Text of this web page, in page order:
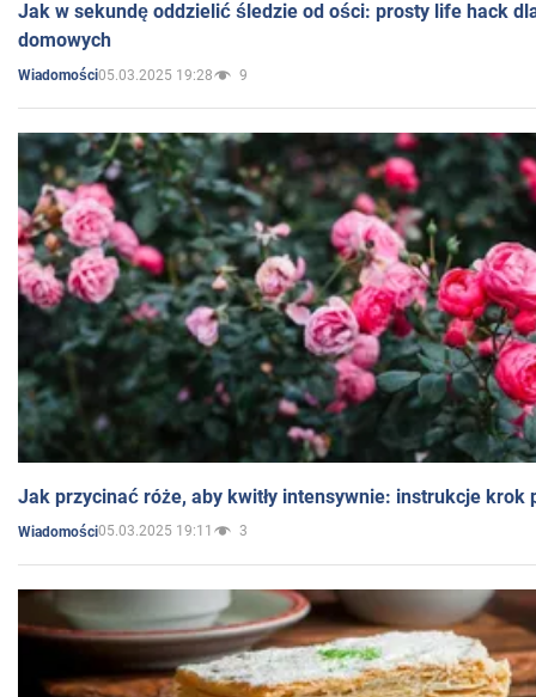
Jak w sekundę oddzielić śledzie od ości: prosty life hack
domowych
Wiadomości05.03.2025 19:28 9
Jak przycinać róże, aby kwitły intensywnie: instrukcje krok
Wiadomości05.03.2025 19:11 3